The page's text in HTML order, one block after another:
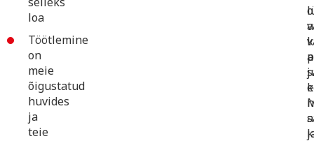
loa
Töötlemine
on
meie
õigustatud
huvides
ja
teie